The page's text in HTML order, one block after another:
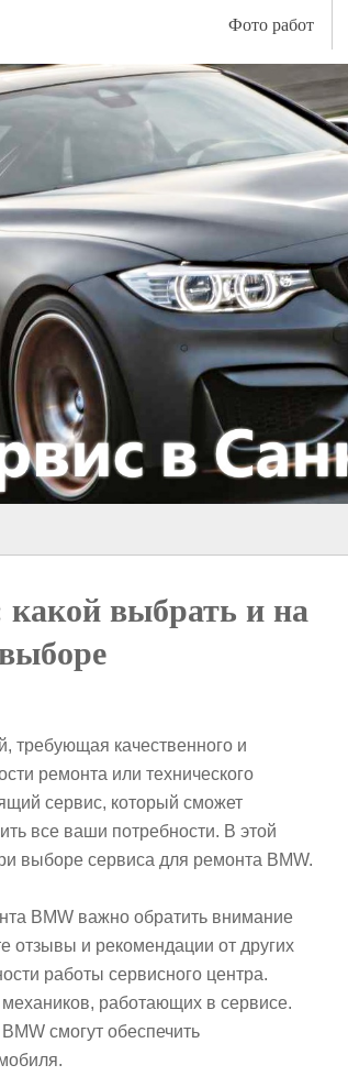
Фото работ
выбрать и на
требующая качественного и
ремонта или технического
сервис, который сможет
все ваши потребности. В этой
выборе сервиса для ремонта BMW.
BMW важно обратить внимание
отзывы и рекомендации от других
работы сервисного центра.
работающих в сервисе.
смогут обеспечить